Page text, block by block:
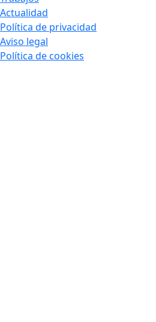
Actualidad
Política de privacidad
Aviso legal
Política de cookies